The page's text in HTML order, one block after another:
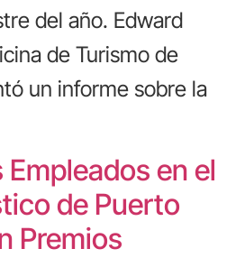
del año. Edward
de Turismo de
un informe sobre la
en el
de Puerto
Premios